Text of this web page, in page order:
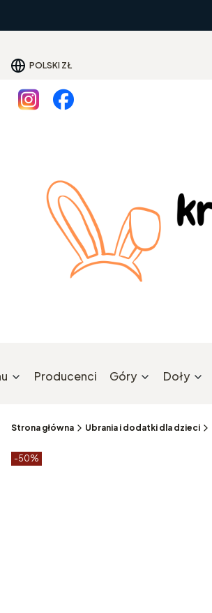
POLSKI ZŁ
Producenci Góry Doły
Strona główna Ubrania i dodatki dla dzieci
Etykiety produktu
-50%